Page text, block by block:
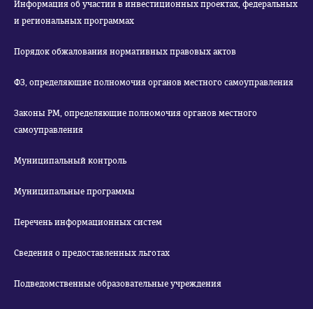
Информация об участии в инвестиционных проектах, федеральных
и региональных программах
Порядок обжалования нормативных правовых актов
ФЗ, определяющие полномочия органов местного самоуправления
Законы РМ, определяющие полномочия органов местного
самоуправления
Муниципальный контроль
Муниципальные программы
Перечень информационных систем
Сведения о предоставленных льготах
Подведомственные образовательные учреждения